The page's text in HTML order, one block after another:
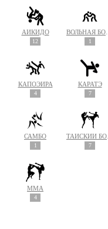
АЙКИДО
12 1
КАПОЭЙРА
4
КАРАТЭ
7
САМБО
1 7
MMA
4